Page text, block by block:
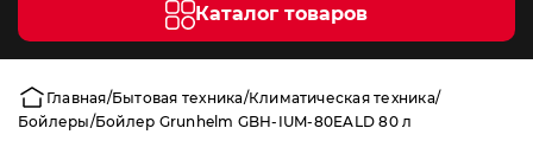
Каталог товаров
Главная Бытовая техника Климатическая техника
Бойлеры Бойлер Grunhelm GBH-IUM-80EALD 80 л